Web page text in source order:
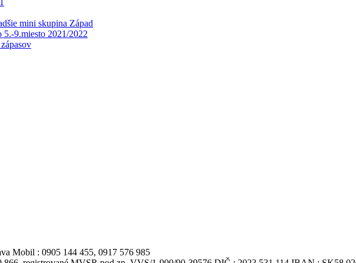
mini skupina Západ
9.miesto 2021/2022
Mobil : 0905 144 455, 0917 576 985